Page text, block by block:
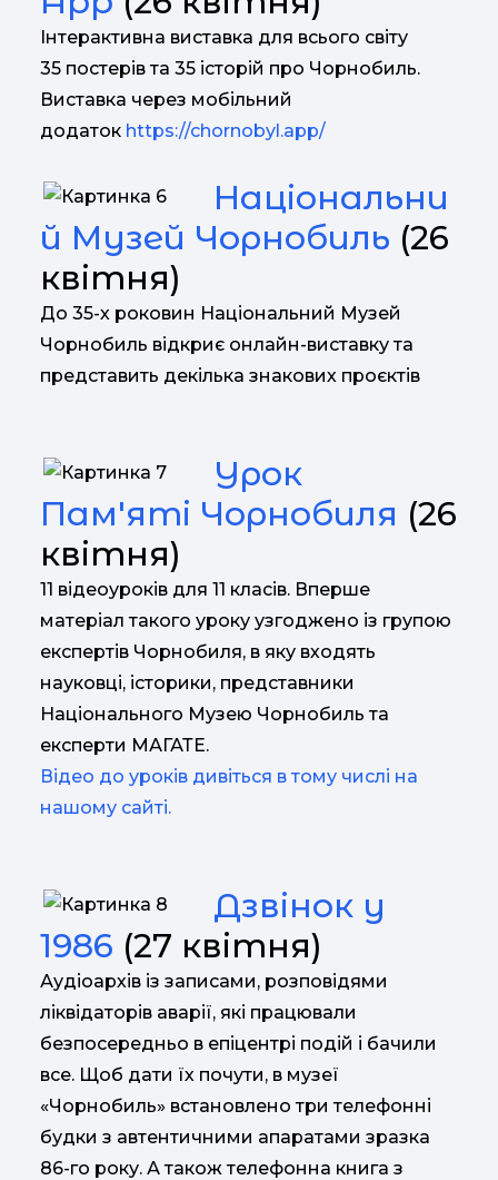
Інтерактивна виставка для всього світу
35 постерів та 35 історій про Чорнобиль.
Виставка через мобільний
додаток https://chornobyl.app/
Національни
й Музей Чорнобиль (26
квітня)
До 35-х роковин Національний Музей
Чорнобиль відкриє онлайн-виставку та
представить декілька знакових проєктів
Урок
Пам'яті Чорнобиля (26
квітня)
11 відеоуроків для 11 класів. Вперше
матеріал такого уроку узгоджено із групою
експертів Чорнобиля, в яку входять
науковці, історики, представники
Національного Музею Чорнобиль та
експерти МАГАТЕ.
Відео до уроків дивіться в тому числі на
нашому сайті.
Дзвінок у
1986 (27 квітня)
Аудіоархів із записами, розповідями
ліквідаторів аварії, які працювали
безпосередньо в епіцентрі подій і бачили
все. Щоб дати їх почути, в музеї
«Чорнобиль» встановлено три телефонні
будки з автентичними апаратами зразка
86-го року. А також телефонна книга з